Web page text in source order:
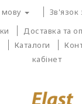
мову
Зв'язок
Доставка та
Каталоги
кабінет